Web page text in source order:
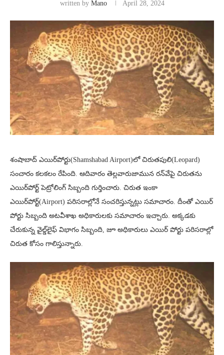
written by Mano April 28, 2024
శంషాబాద్ ఎయిర్‌పోర్టు(Shamshabad Airport)లో చిరుతపులి(Leopard)
సంచారం కలకలం రేపింది. ఆదివారం తెల్లవారుజామున రన్‌వేపై చిరుతను
ఎయిర్‌పోర్ట్ పెట్రోలింగ్ సిబ్బంది గుర్తించారు. చిరుత ఇంకా
ఎయిర్‌పోర్ట్(Airport) పరిసరాల్లోనే సంచరిస్తున్నట్లు సమాచారం. దీంతో ఎయిర్
పోర్టు సిబ్బంది అటవీశాఖ అధికారులకు సమాచారం ఇచ్చారు. అక్కడకు
చేరుకున్న వైల్డ్‌లైఫ్ విభాగం సిబ్బంది, జూ అధికారులు ఎయిర్ పోర్టు పరిసరాల్లో
చిరుత కోసం గాలిస్తున్నారు.